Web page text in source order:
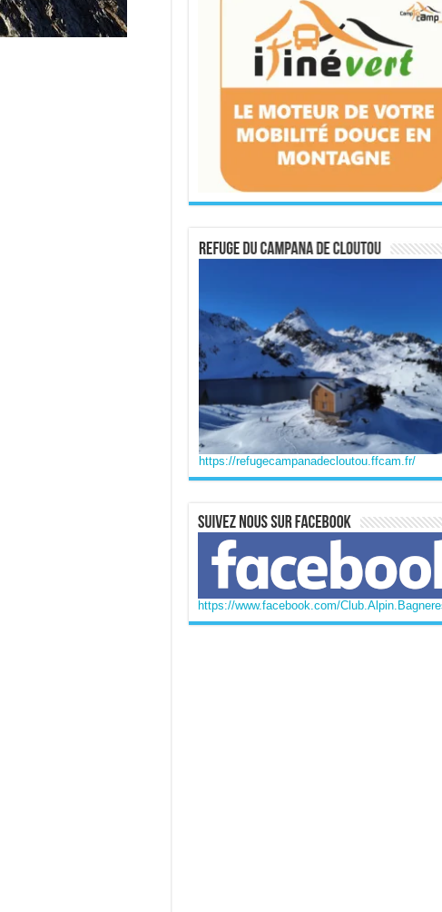
https://refugecampanadecloutou.ffcam.fr/
https://www.facebook.com/